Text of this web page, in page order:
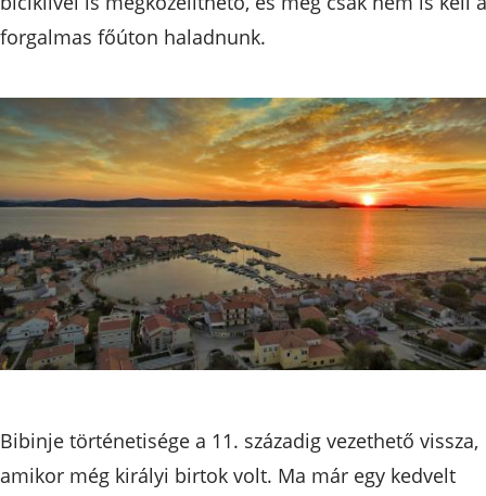
forgalmas főúton haladnunk.
Bibinje történetisége a 11. századig vezethető vissza,
amikor még királyi birtok volt. Ma már egy kedvelt